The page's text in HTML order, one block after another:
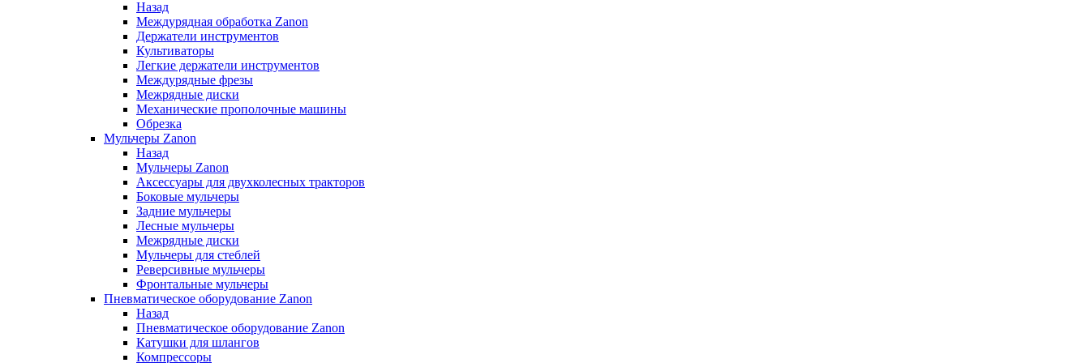
Назад
Междурядная обработка Zanon
Держатели инструментов
Культиваторы
Легкие держатели инструментов
Междурядные фрезы
Межрядные диски
Механические прополочные машины
Обрезка
Мульчеры Zanon
Назад
Мульчеры Zanon
Аксессуары для двухколесных тракторов
Боковые мульчеры
Задние мульчеры
Лесные мульчеры
Межрядные диски
Мульчеры для стеблей
Реверсивные мульчеры
Фронтальные мульчеры
Пневматическое оборудование Zanon
Назад
Пневматическое оборудование Zanon
Катушки для шлангов
Компрессоры